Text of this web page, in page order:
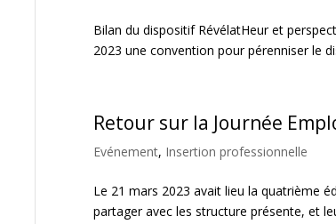
Bilan du dispositif RévélatHeur et
2023 une convention pour pérenniser le
Retour sur la Journée
Evénement, Insertion professionnelle
Le 21 mars 2023 avait lieu la quatrième
partager avec les structure présente, et